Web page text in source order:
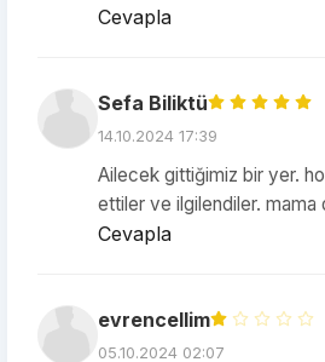
Cevapla
Sefa Biliktü
14.10.2024 17:39
Ailecek gittiğimiz bir yer.
ettiler ve ilgilendiler. mama
Cevapla
evrencellim
05.10.2024 02:07